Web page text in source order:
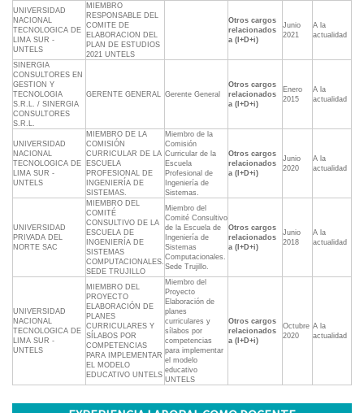
UNIVERSIDAD
NACIONAL
TECNOLOGICA DE
LIMA SUR -
UNTELS
MIEMBRO
RESPONSABLE DEL
COMITE DE
ELABORACION DEL
PLAN DE ESTUDIOS
2021 UNTELS
Otros cargos
relacionados
a (I+D+i)
Junio
2021
A la
actualidad
SINERGIA
CONSULTORES EN
GESTION Y
TECNOLOGIA
S.R.L. / SINERGIA
CONSULTORES
S.R.L.
GERENTE GENERAL Gerente General
Otros cargos
relacionados
a (I+D+i)
Enero
2015
A la
actualidad
UNIVERSIDAD
NACIONAL
TECNOLOGICA DE
LIMA SUR -
UNTELS
MIEMBRO DE LA
COMISIÓN
CURRICULAR DE LA
ESCUELA
PROFESIONAL DE
INGENIERÍA DE
SISTEMAS.
Miembro de la
Comisión
Curricular de la
Escuela
Profesional de
Ingeniería de
Sistemas.
Otros cargos
relacionados
a (I+D+i)
Junio
2020
A la
actualidad
UNIVERSIDAD
PRIVADA DEL
NORTE SAC
MIEMBRO DEL
COMITÉ
CONSULTIVO DE LA
ESCUELA DE
INGENIERÍA DE
SISTEMAS
COMPUTACIONALES.
SEDE TRUJILLO
Miembro del
Comité Consultivo
de la Escuela de
Ingeniería de
Sistemas
Computacionales.
Sede Trujillo.
Otros cargos
relacionados
a (I+D+i)
Junio
2018
A la
actualidad
UNIVERSIDAD
NACIONAL
TECNOLOGICA DE
LIMA SUR -
UNTELS
MIEMBRO DEL
PROYECTO
ELABORACIÓN DE
PLANES
CURRICULARES Y
SÍLABOS POR
COMPETENCIAS
PARA IMPLEMENTAR
EL MODELO
EDUCATIVO UNTELS
Miembro del
Proyecto
Elaboración de
planes
curriculares y
sílabos por
competencias
para implementar
el modelo
educativo
UNTELS
Otros cargos
relacionados
a (I+D+i)
Octubre
2020
A la
actualidad